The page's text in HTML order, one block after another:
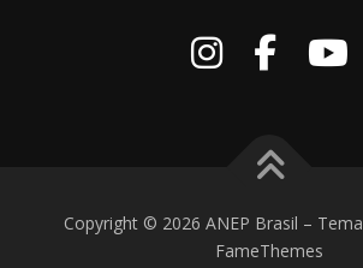
Copyright © 2026 ANEP Brasil – Tema
FameThemes